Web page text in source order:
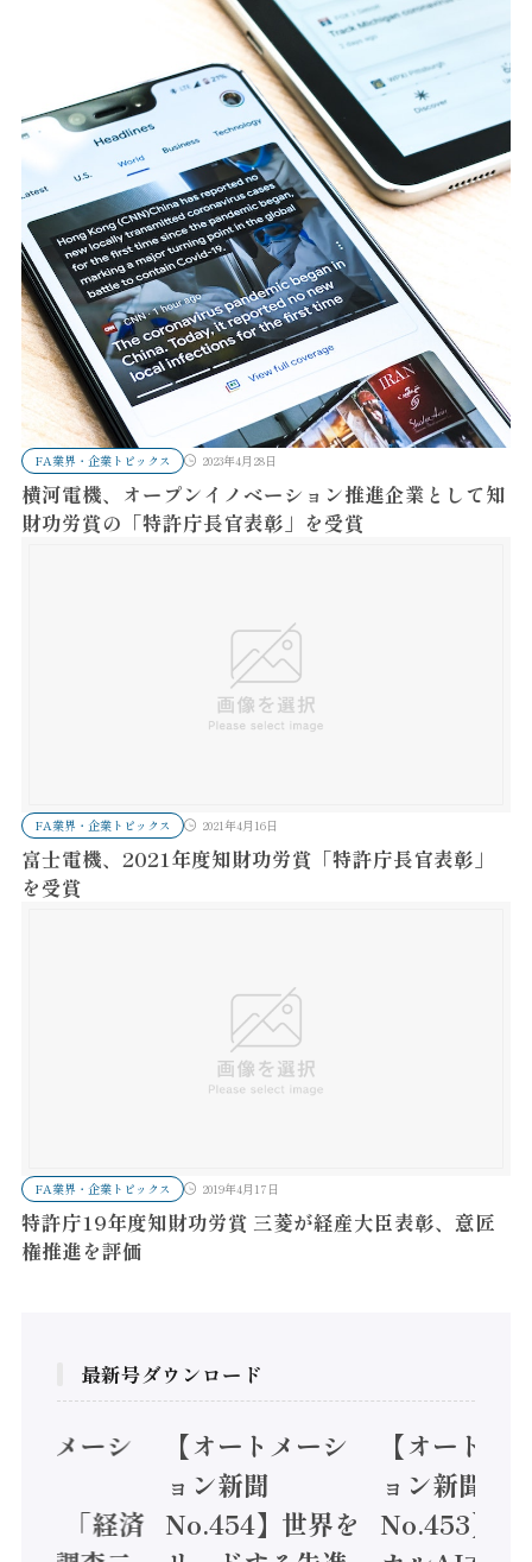
FA業界・企業トピックス 2023年4月28日
横河電機、オープンイノベーション推進企業として知
財功労賞の「特許庁長官表彰」を受賞
FA業界・企業トピックス 2021年4月16日
富士電機、2021年度知財功労賞「特許庁長官表彰」
を受賞
FA業界・企業トピックス 2019年4月17日
特許庁19年度知財功労賞 三菱が経産大臣表彰、意匠
権推進を評価
最新号ダウンロード
トメーシ
】「経済
【オートメーシ
ョン新聞
No.454】世界を
【オートメ
ョン新聞
No.453】フ